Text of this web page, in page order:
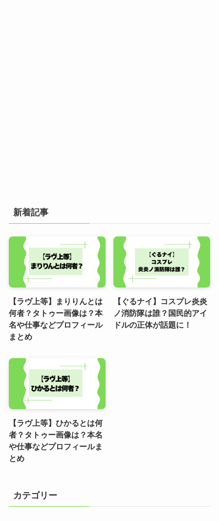
新着記事
【ラヴ上等】まりりんとは
何者？タトゥー画像は？本
名や仕事などプロフィール
まとめ
【ぐるナイ】コスプレ炎炎
ノ消防隊は誰？国民的アイ
ドルの正体が話題に！
【ラヴ上等】ひかるとは何
者？タトゥー画像は？本名
や仕事などプロフィールま
とめ
カテゴリー